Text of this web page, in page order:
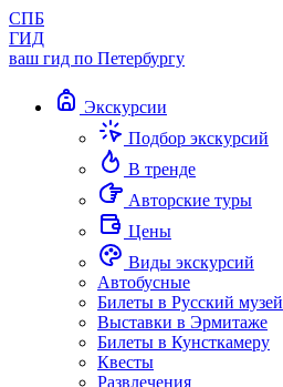
СПБ
ГИД
ваш гид по Петербургу
Экскурсии
Подбор экскурсий
В тренде
Авторские туры
Цены
Виды экскурсий
Автобусные
Билеты в Русский музей
Выставки в Эрмитаже
Билеты в Кунсткамеру
Квесты
Развлечения